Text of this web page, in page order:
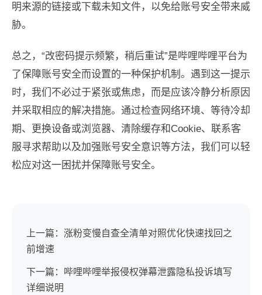
明来源的链接或下载未知文件，以免给账号安全带来威
胁。
总之，“改密码提示频繁，稍后重试”是哔哩哔哩平台为
了保障账号安全而设置的一种保护机制。遇到这一提示
时，我们不必过于紧张或焦虑，而是应该冷静分析原因
并采取相应的解决措施。通过检查网络环境、等待冷却
期、更换设备或浏览器、清除缓存和Cookie、联系客
服寻求帮助以及加强账号安全意识等方法，我们可以轻
松应对这一困扰并保障账号安全。
上一篇：涨粉变慢自查全清单对照优化快速找回之
前增速
下一篇：哔哩哔哩举报侵权弹幕泄露隐私投诉填写
详细说明